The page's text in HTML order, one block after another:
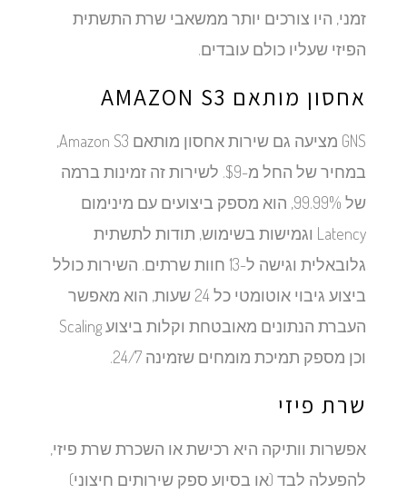
זמני, היו צורכים יותר ממשאבי שרת התשתית
הפיזי שעליו כולם עובדים.
אחסון מותאם AMAZON S3
GNS מציעה גם שירות אחסון מותאם Amazon S3,
במחיר של החל מ-$9. לשירות זה זמינות ברמה
של 99.99%, הוא מספק ביצועים עם מינימום
Latency וגמישות בשימוש, תודות לתשתית
גלובאלית וגישה ל-13 חוות שרתים. השירות כולל
ביצוע גיבוי אוטומטי כל 24 שעות, הוא מאפשר
העברת הנתונים מאובטחת וקלות ביצוע Scaling
וכן מספק תמיכת מומחים שזמינה 24/7.
שרת פיזי
אפשרות וותיקה היא רכישת או השכרת שרת פיזי,
להפעלה לבד (או בסיוע ספק שירותים חיצוני)